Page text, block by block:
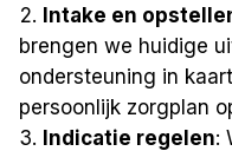
Intake en
brengen we huidige
ondersteuning in
persoonlijk zorgplan
Indicatie regelen: